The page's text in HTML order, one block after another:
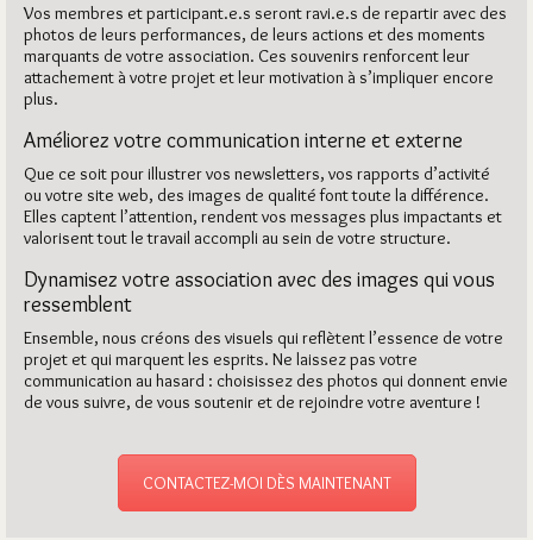
Vos membres et participant.e.s seront ravi.e.s de repartir avec des
photos de leurs performances, de leurs actions et des moments
marquants de votre association. Ces souvenirs renforcent leur
attachement à votre projet et leur motivation à s’impliquer encore
plus.
Améliorez votre communication interne et externe
Que ce soit pour illustrer vos newsletters, vos rapports d’activité
ou votre site web, des images de qualité font toute la différence.
Elles captent l’attention, rendent vos messages plus impactants et
valorisent tout le travail accompli au sein de votre structure.
Dynamisez votre association avec des images qui vous
ressemblent
Ensemble, nous créons des visuels qui reflètent l’essence de votre
projet et qui marquent les esprits. Ne laissez pas votre
communication au hasard : choisissez des photos qui donnent envie
de vous suivre, de vous soutenir et de rejoindre votre aventure !
CONTACTEZ-MOI DÈS MAINTENANT